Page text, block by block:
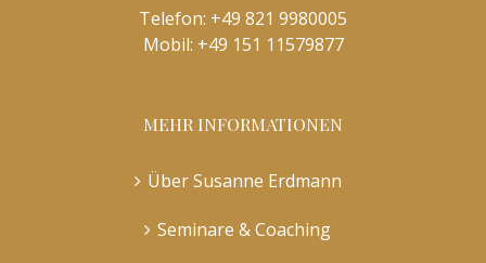
Telefon: +49 821 9980005
Mobil: +49 151 11579877
MEHR INFORMATIONEN
Über Susanne Erdmann
Seminare & Coaching